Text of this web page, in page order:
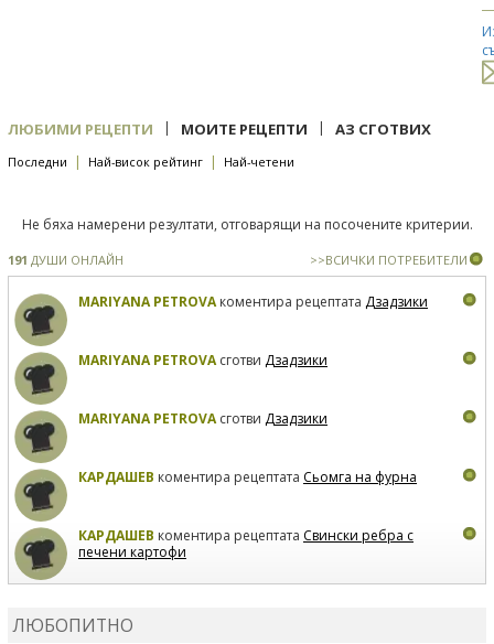
ЛЮБИМИ РЕЦЕПТИ | МОИТЕ РЕЦЕПТИ | АЗ СГОТВИХ
Последни | Най-висок рейтинг | Най-четени
Не бяха намерени резултати, отговарящи на посочените критерии.
191 ДУШИ ОНЛАЙН >>ВСИЧКИ ПОТРЕБИТЕЛИ
MARIYANA PETROVAкоментира рецептата Дзадзики
MARIYANA PETROVAсготви Дзадзики
MARIYANA PETROVAсготви Дзадзики
КАРДАШЕВ коментира рецептата Сьомга на фурна
КАРДАШЕВ коментира рецептата Свински ребра с
печени картофи
ЛЮБОПИТНО